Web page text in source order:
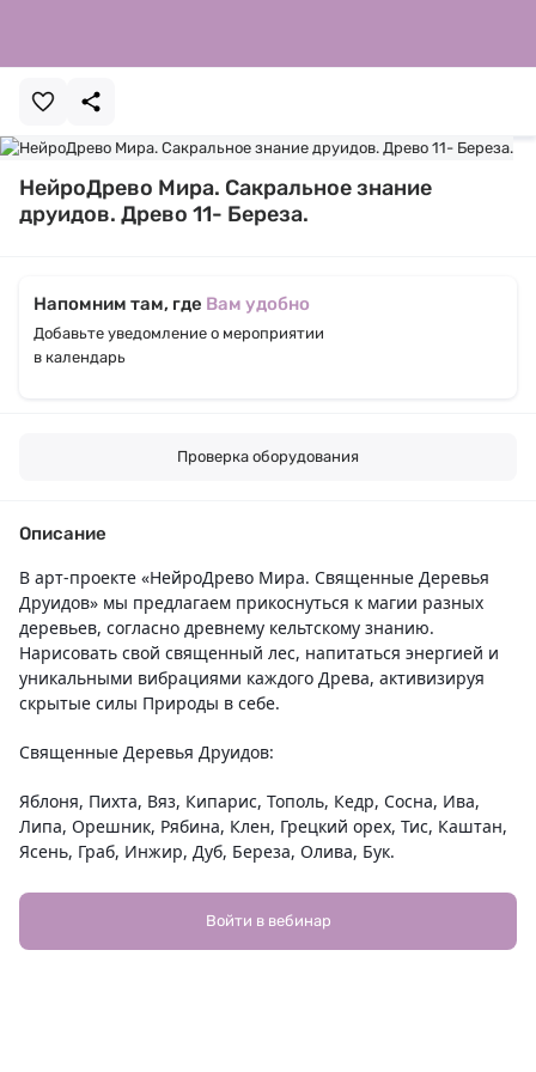
НейроДрево Мира. Сакральное знание
друидов. Древо 11- Береза.
Напомним там, где Вам удобно
Добавьте уведомление о мероприятии
в календарь
Проверка оборудования
Описание
В арт-проекте «НейроДрево Мира. Священные Деревья
Друидов» мы предлагаем прикоснуться к магии разных
деревьев, согласно древнему кельтскому знанию.
Нарисовать свой священный лес, напитаться энергией и
уникальными вибрациями каждого Древа, активизируя
скрытые силы Природы в себе.
Священные Деревья Друидов:
Яблоня, Пихта, Вяз, Кипарис, Тополь, Кедр, Сосна, Ива,
Липа, Орешник, Рябина, Клен, Грецкий орех, Тис, Каштан,
Ясень, Граб, Инжир, Дуб, Береза, Олива, Бук.
АВТОРЫ: Павел Пискарев, Анна Тарасенко.
КУРАТОРЫ: Анна Тарасенко, Ирина Мартынова.
Войти в вебинар